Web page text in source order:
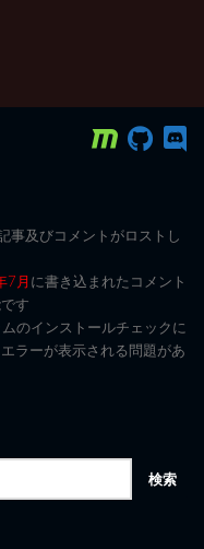
事及びコメントがロストし
7月に書き込まれたコメント
す
のインストールチェックに
ラーが表示される問題があ